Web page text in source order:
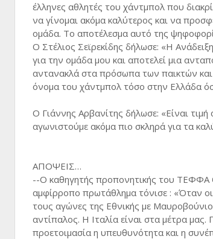
έλληνες αθλητές του χάντμπολ που
να γίνομαι ακόμα καλύτερος και να
ομάδα. Το αποτέλεσμα αυτό της
Ο Στέλιος Σεϊρεκίδης δήλωσε: «Η
για την ομάδα μου και αποτελεί μια
αντανακλά στα πρόσωπα των παικτών και
όνομα του χάντμπολ τόσο στην Ελλάδα
Ο Γιάννης Αρβανίτης δήλωσε: «Είναι
αγωνιστούμε ακόμα πιο σκληρά για τα
ΑΠΟΨΕΙΣ…
--Ο καθηγητής προπονητικής του ΤΕΦΦΑ
αμφίρροπο πρωτάθλημα τόνισε : «Όταν
τους αγώνες της Εθνικής με Μαυροβούνιο
αντίπαλος. Η Ιταλία είναι στα μέτρα
προετοιμασία η υπευθυνότητα και η